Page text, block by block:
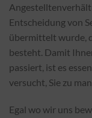
Entscheidung von
übermittelt wurde,
besteht. Damit
passiert, ist es
versucht, Sie zu
Egal wo wir uns